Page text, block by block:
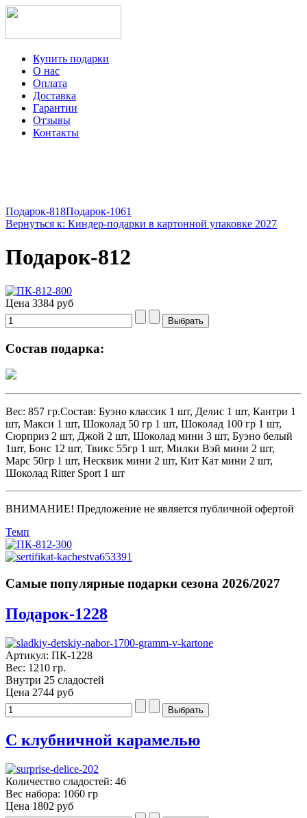
Купить подарки
О нас
Оплата
Доставка
Гарантии
Отзывы
Контакты
Подарок-818Подарок-1061
Вернуться к: Киндер-подарки в картонной упаковке 2027
Подарок-812
Цена 3384 руб
Состав подарка:
Вес: 857 гр.Состав: Буэно классик 1 шт, Делис 1 шт, Кантри 1
шт, Макси 1 шт, Шоколад 50 гр 1 шт, Шоколад 100 гр 1 шт,
Сюрприз 2 шт, Джой 2 шт, Шоколад мини 3 шт, Буэно белый
1шт, Бонс 12 шт, Твикс 55гр 1 шт, Милки Вэй мини 2 шт,
Марс 50гр 1 шт, Несквик мини 2 шт, Кит Кат мини 2 шт,
Шоколад Ritter Sport 1 шт
ВНИМАНИЕ! Предложение не является публичной офертой
Темп
Самые популярные подарки сезона 2026/2027
Подарок-1228
Артикул: ПК-1228
Вес: 1210 гр.
Внутри 25 сладостей
Цена 2744 руб
С клубничной карамелью
Количество сладостей: 46
Вес набора: 1060 гр
Цена 1802 руб